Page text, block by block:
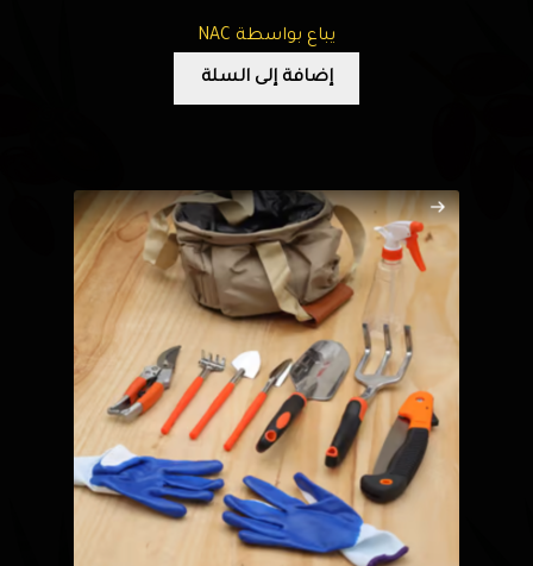
يباع بواسطة NAC
إضافة إلى السلة